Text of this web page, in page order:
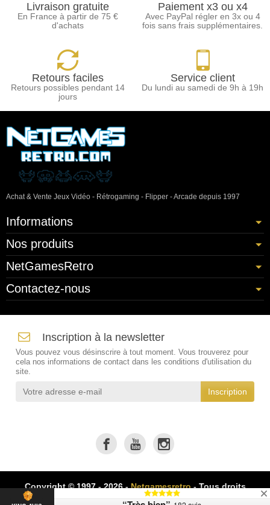
Livraison gratuite
En France à partir de 75 €
d'achats
Paiement x3 ou x4
Avec PayPal régler en 3x ou 4
fois sans frais supplémentaires.
Retours faciles
Retours possibles pendant 14
jours
Service client
Du lundi au samedi de 9h à 19h
Achat & Vente Jeux Vidéo - Rétrogaming - Flipper - Arcade depuis 1997
Informations
Nos produits
NetGamesRetro
Contactez-nous
Inscription à la newsletter
Vous pouvez vous désinscrire à tout moment. Vous trouverez pour
cela nos informations de contact dans les conditions d'utilisation du
site.
Copyright © 1997 - 2026 -Netgamesretro- Tous droits
réservés